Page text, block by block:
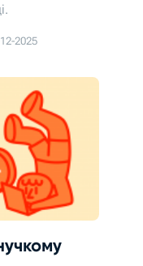
2025